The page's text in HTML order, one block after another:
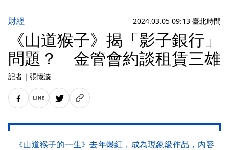
財經 2024.03.05 09:13 臺北時間
《山道猴子》揭「影子銀行」
問題？ 金管會約談租賃三雄
記者 ｜ 張憶漩
《山道猴子的一生》去年爆紅，成為現象級作品，內容